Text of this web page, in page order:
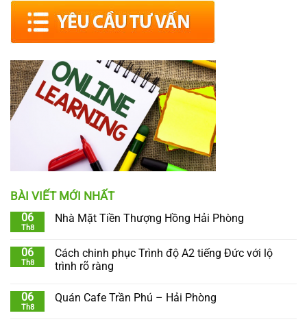
BÀI VIẾT MỚI NHẤT
06
Th8
Nhà Mặt Tiền Thượng Hồng Hải Phòng
06
Th8
Cách chinh phục Trình độ A2 tiếng Đức với lộ
trình rõ ràng
06
Th8
Quán Cafe Trần Phú – Hải Phòng